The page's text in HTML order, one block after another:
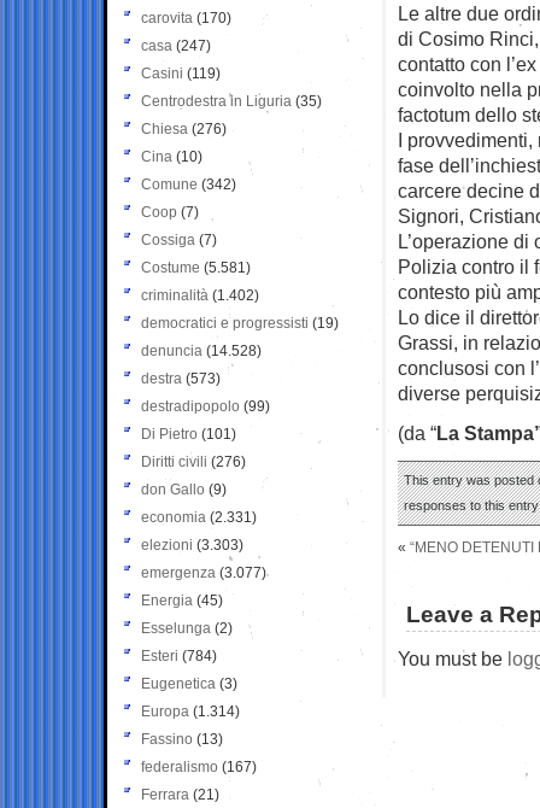
Le altre due
di Cosimo
contatto con
coinvolto nella
factotum dello
I
fase
carcere decine
Signori,
L’operazione di
Polizia contro il
contesto più
Lo dice il
Grassi, in
conclusosi con
diverse
(da “La
This entry was posted
responses to this
« “MENO DETENUTI
Leave a
You must be
carovita (170)
casa (247)
Casini (119)
Centrodestra in Liguria (35)
Chiesa (276)
Cina (10)
Comune (342)
Coop (7)
Cossiga (7)
Costume (5.581)
criminalità (1.402)
democratici e progressisti (19)
denuncia (14.528)
destra (573)
destradipopolo (99)
Di Pietro (101)
Diritti civili (276)
don Gallo (9)
economia (2.331)
elezioni (3.303)
emergenza (3.077)
Energia (45)
Esselunga (2)
Esteri (784)
Eugenetica (3)
Europa (1.314)
Fassino (13)
federalismo (167)
Ferrara (21)